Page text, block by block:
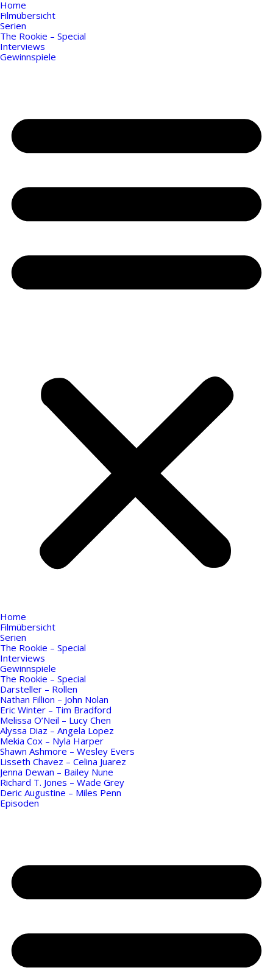
Home
Filmübersicht
Serien
The Rookie – Special
Interviews
Gewinnspiele
Home
Filmübersicht
Serien
The Rookie – Special
Interviews
Gewinnspiele
The Rookie – Special
Darsteller – Rollen
Nathan Fillion – John Nolan
Eric Winter – Tim Bradford
Melissa O’Neil – Lucy Chen
Alyssa Diaz – Angela Lopez
Mekia Cox – Nyla Harper
Shawn Ashmore – Wesley Evers
Lisseth Chavez – Celina Juarez
Jenna Dewan – Bailey Nune
Richard T. Jones – Wade Grey
Deric Augustine – Miles Penn
Episoden